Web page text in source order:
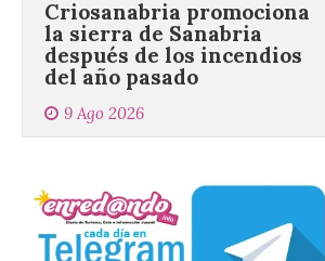
del año pasado
9 Ago 2026
personas después de
que le selle el pasaporte,
de este modo también se colabora con el
comercio local sanabrés después de los
graves incendios de 2025. […]